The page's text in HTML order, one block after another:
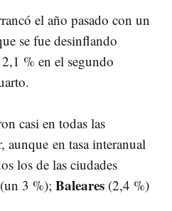
el año pasado con un
se fue desinflando
% en el segundo
casi en todas las
aunque en tasa interanual
los de las ciudades
(un 3 %); Baleares (2,4 %)